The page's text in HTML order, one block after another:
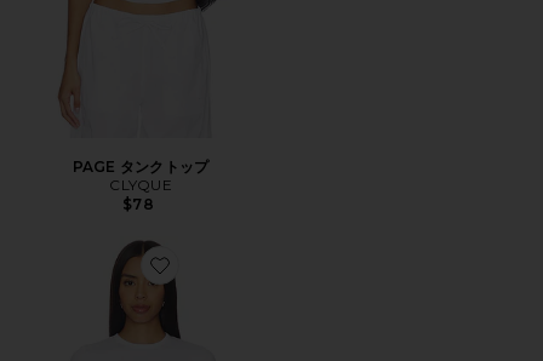
PAGE タンクトップ
CLYQUE
$78
Favorite MORGAN Tシャツ